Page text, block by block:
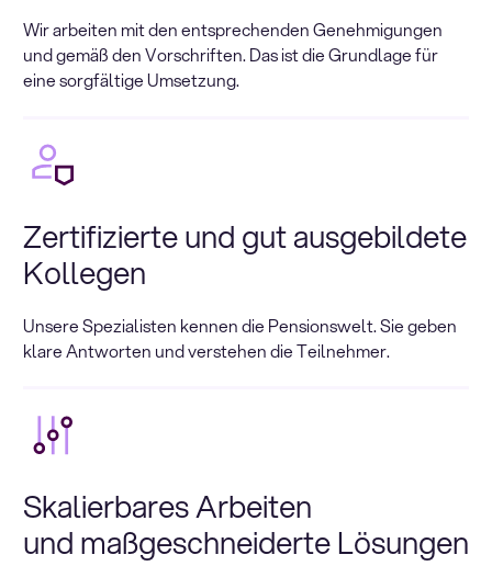
Wir arbeiten mit den entsprechenden Genehmigungen
und gemäß den Vorschriften. Das ist die Grundlage für
eine sorgfältige Umsetzung.
Zertifizierte und gut ausgebildete
Kollegen
Unsere Spezialisten kennen die Pensionswelt. Sie geben
klare Antworten und verstehen die Teilnehmer.
Skalierbares Arbeiten
und maßgeschneiderte Lösungen